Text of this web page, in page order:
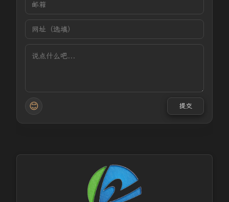
😊 提交